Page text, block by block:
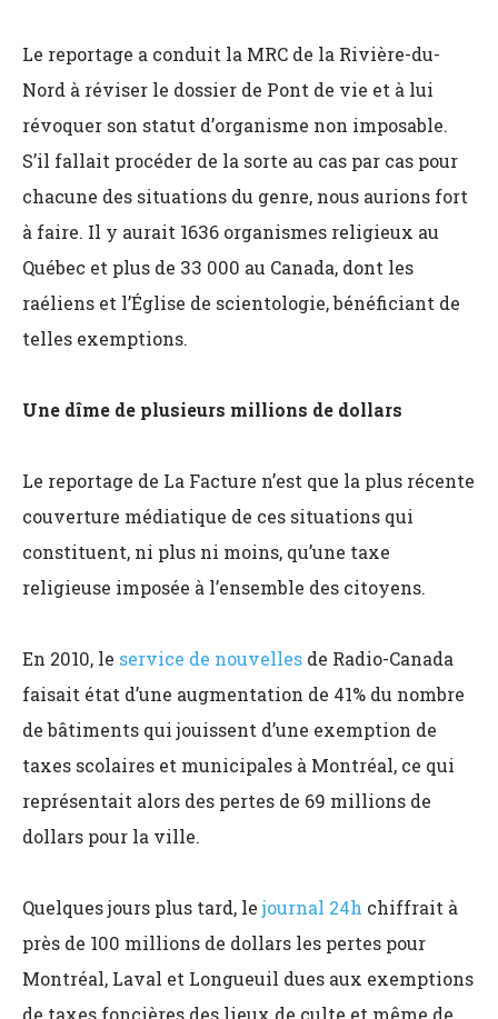
Le reportage a conduit la MRC de la Rivière-du-
Nord à réviser le dossier de Pont de vie et à lui
révoquer son statut d’organisme non imposable.
S’il fallait procéder de la sorte au cas par cas pour
chacune des situations du genre, nous aurions fort
à faire. Il y aurait 1636 organismes religieux au
Québec et plus de 33 000 au Canada, dont les
raéliens et l’Église de scientologie, bénéficiant de
telles exemptions.
Une dîme de plusieurs millions de dollars
Le reportage de La Facture n’est que la plus récente
couverture médiatique de ces situations qui
constituent, ni plus ni moins, qu’une taxe
religieuse imposée à l’ensemble des citoyens.
En 2010, le service de nouvelles de Radio-Canada
faisait état d’une augmentation de 41% du nombre
de bâtiments qui jouissent d’une exemption de
taxes scolaires et municipales à Montréal, ce qui
représentait alors des pertes de 69 millions de
dollars pour la ville.
Quelques jours plus tard, lejournal 24h chiffrait à
près de 100 millions de dollars les pertes pour
Montréal, Laval et Longueuil dues aux exemptions
de taxes foncières des lieux de culte et même de